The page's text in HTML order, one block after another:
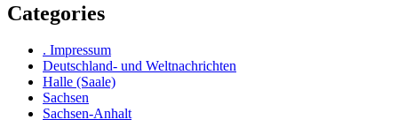
Categories
. Impressum
Deutschland- und Weltnachrichten
Halle (Saale)
Sachsen
Sachsen-Anhalt